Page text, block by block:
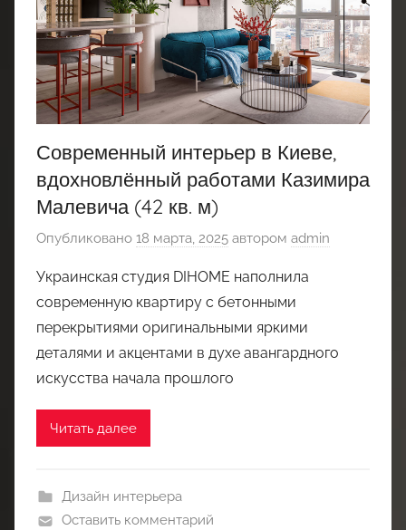
Современный интерьер в Киеве,
вдохновлённый работами Казимира
Малевича (42 кв. м)
Опубликовано 18 марта, 2025 автором admin
Украинская студия DIHOME наполнила
современную квартиру с бетонными
перекрытиями оригинальными яркими
деталями и акцентами в духе авангардного
искусства начала прошлого
Читать далее
Дизайн интерьера
Оставить комментарий